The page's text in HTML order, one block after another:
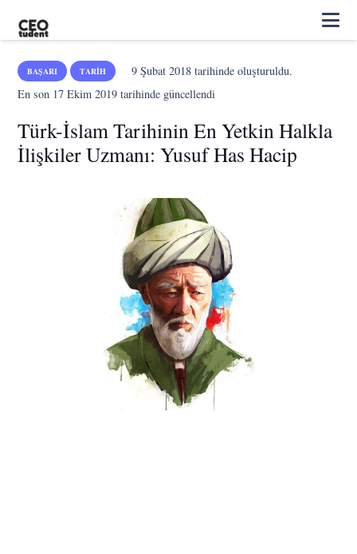
BAŞARI TARIH 9 Şubat 2018tarihinde oluşturuldu.
En son 17 Ekim 2019 tarihinde güncellendi
Türk-İslam Tarihinin En Yetkin Halkla
İlişkiler Uzmanı: Yusuf Has Hacip